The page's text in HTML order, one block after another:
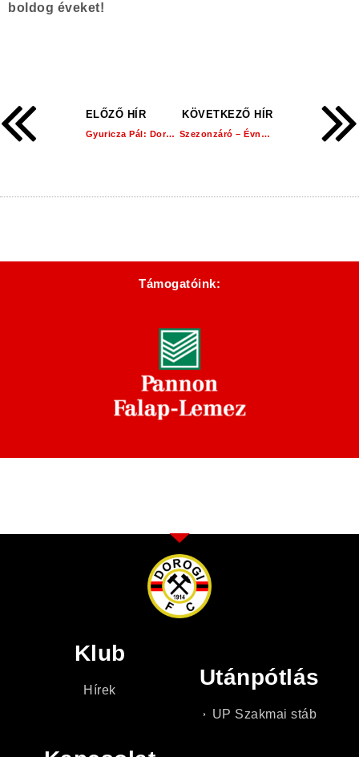
boldog éveket!
ELŐZŐ HÍR
Gyuricza Pál: Dorogon minden adott ahhoz, hogy folyamatosan fejlődjek!
KÖVETKEZŐ HÍR
Szezonzáró – Évnyitó beszélgetés Mayer Lászlóval!
Támogatóink:
Klub
Hírek
Utánpótlás
UP Szakmai stáb